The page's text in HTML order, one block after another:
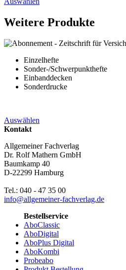
Weitere Produkte
Einzelhefte
Sonder-/Schwerpunkthefte
Einbanddecken
Sonderdrucke
Auswählen
Kontakt
Allgemeiner Fachverlag
Dr. Rolf Mathern GmbH
Baumkamp 40
D-22299 Hamburg
Tel.: 040 - 47 35 00
info@allgemeiner-fachverlag.de
Bestellservice
AboClassic
AboDigital
AboPlus Digital
AboKombi
Probeabo